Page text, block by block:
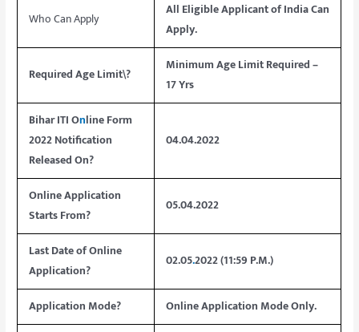
Who Can Apply
All Eligible Applicant of India Can
Apply.
Required Age Limit\?
Minimum Age Limit Required –
17 Yrs
Bihar ITI Online Form
2022 Notification
Released On?
04.04.2022
Online Application
Starts From?
05.04.2022
Last Date of Online
Application?
02.05.2022 (11:59 P.M.)
Application Mode?
Online Application Mode Only.